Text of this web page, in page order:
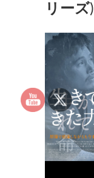
リーズ)